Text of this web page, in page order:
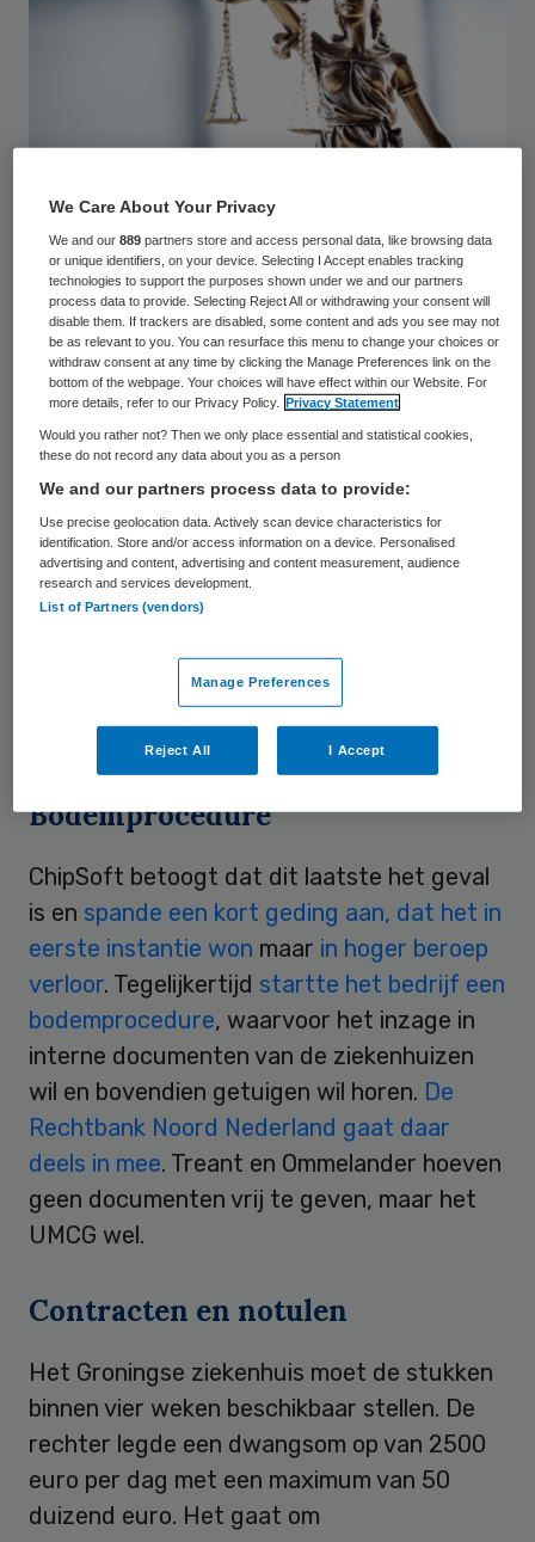
© sebra / stock.adobe.com
Het geschil draait om de plannen die het
UMCG heeft in samenwerking met de
Treant Zorggroep en het Ommelander
Ziekenhuis. Deregionale ziekenhuizen willen
aansluiten bij het elektronisch
patiëntendossier (epd) van het universitaire
ziekenhuis, geleverd door het Amerikaanse
bedrijf Epic. Marktleider ChipSoft vond dat
het UMCG een Europese aanbesteding voor
een epd had moeten uitschrijven, zodat het
verplicht voor een universitair ziekenhuis
als het een nieuw epd koopt of een lopend
contract “wezenlijk wijzigt”.
Bodemprocedure
ChipSoft betoogt dat dit laatste het geval
is en spande een kort geding aan, dat het in
eerste instantie won maar in hoger beroep
verloor. Tegelijkertijd startte het bedrijf een
bodemprocedure, waarvoor het inzage in
interne documenten van de ziekenhuizen
wil en bovendien getuigen wil horen. De
Rechtbank Noord Nederland gaat daar
deels in mee. Treant en Ommelander hoeven
geen documenten vrij te geven, maar het
UMCG wel.
Contracten en notulen
Het Groningse ziekenhuis moet de stukken
binnen vier weken beschikbaar stellen. De
rechter legde een dwangsom op van 2500
euro per dag met een maximum van 50
duizend euro. Het gaat om
We Care About Your Privacy
We and our889 partners store and access personal data, like browsing data
or unique identifiers, on your device. Selecting I Accept enables tracking
technologies to support the purposes shown under we and our partners
process data to provide. Selecting Reject All or withdrawing your consent will
disable them. If trackers are disabled, some content and ads you see may not
be as relevant to you. You can resurface this menu to change your choices or
withdraw consent at any time by clicking the Manage Preferences link on the
bottom of the webpage. Your choices will have effect within our Website. For
more details, refer to our Privacy Policy.
Privacy Statement
Would you rather not? Then we only place essential and statistical cookies,
these do not record any data about you as a person
We and our partners process data to provide:
Use precise geolocation data. Actively scan device characteristics for
identification. Store and/or access information on a device. Personalised
advertising and content, advertising and content measurement, audience
research and services development.
List of Partners (vendors)
Manage Preferences
Reject All I Accept